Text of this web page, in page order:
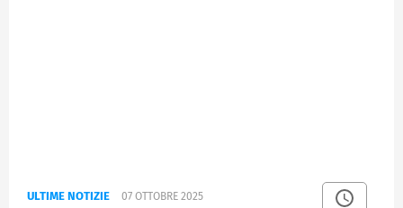
ULTIME NOTIZIE 07 OTTOBRE 2025